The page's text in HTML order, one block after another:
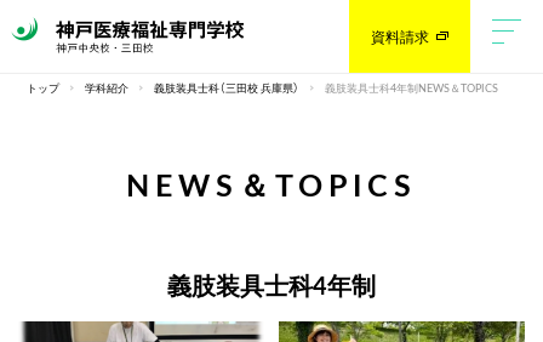
資料請求
トップ 学科紹介 義肢装具士科（三田校 兵庫県） 義肢装具士科4年制NEWS＆TOPICS
NEWS＆TOPICS
義肢装具士科4年制